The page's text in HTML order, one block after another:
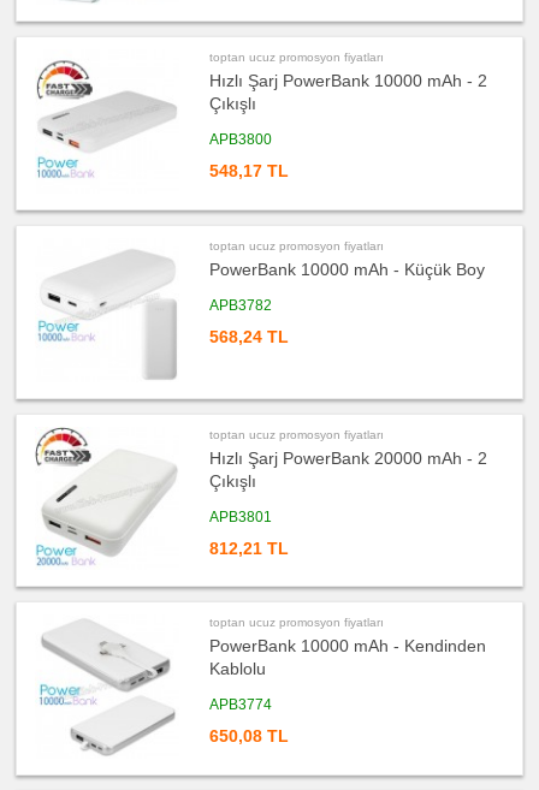
toptan ucuz promosyon fiyatları
Hızlı Şarj PowerBank 10000 mAh - 2
Çıkışlı
APB3800
548,17 TL
toptan ucuz promosyon fiyatları
PowerBank 10000 mAh - Küçük Boy
APB3782
568,24 TL
toptan ucuz promosyon fiyatları
Hızlı Şarj PowerBank 20000 mAh - 2
Çıkışlı
APB3801
812,21 TL
toptan ucuz promosyon fiyatları
PowerBank 10000 mAh - Kendinden
Kablolu
APB3774
650,08 TL
promosyon
Kalem
ucuz
promosyon
Kalemlik
ucuz
promosyon
Kartvizitlik
Radyo
Takvim
Bloknot
ucuz
promosyon
Tabağı
ucuz
promosyon
Evrak
Sekreter
Bloknot
ucuz
promosyon
Seti
Sümen
Takımı
promosyon
Yapışkan
Notluk